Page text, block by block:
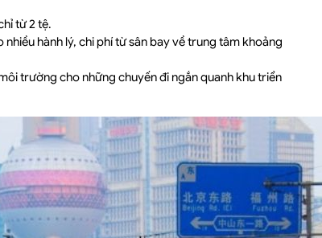
từ 2 tệ.
nhiều hành lý, chi phí từ sân bay về trung tâm khoảng
trường cho những chuyến đi ngắn quanh khu triển